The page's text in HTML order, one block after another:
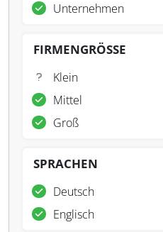
Unternehmen
FIRMENGRÖSSE
Klein
Mittel
Groß
SPRACHEN
Deutsch
Englisch